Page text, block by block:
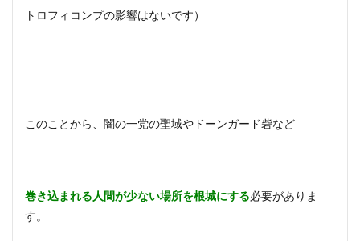
トロフィコンプの影響はないです）
このことから、闇の一党の聖域やドーンガード砦など
巻き込まれる人間が少ない場所を根城にする必要がありま
す。